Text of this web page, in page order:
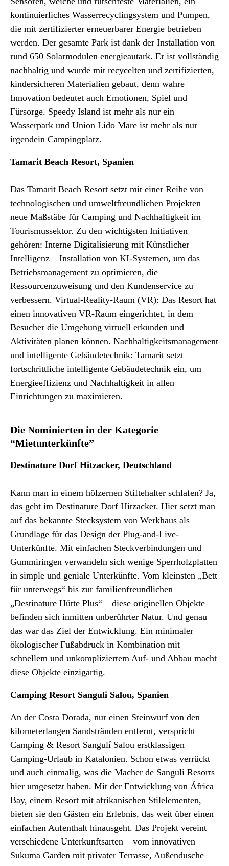
kontinuierliches Wasserrecyclingsystem und Pumpen,
die mit zertifizierter erneuerbarer Energie betrieben
werden. Der gesamte Park ist dank der Installation von
rund 650 Solarmodulen energieautark. Er ist vollständig
nachhaltig und wurde mit recycelten und zertifizierten,
kindersicheren Materialien gebaut, denn wahre
Innovation bedeutet auch Emotionen, Spiel und
Fürsorge. Speedy Island ist mehr als nur ein
Wasserpark und Union Lido Mare ist mehr als nur
irgendein Campingplatz.
Tamarit Beach Resort, Spanien
Das Tamarit Beach Resort setzt mit einer Reihe von
technologischen und umweltfreundlichen Projekten
neue Maßstäbe für Camping und Nachhaltigkeit im
Tourismussektor. Zu den wichtigsten Initiativen
gehören: Interne Digitalisierung mit Künstlicher
Intelligenz – Installation von KI-Systemen, um das
Betriebsmanagement zu optimieren, die
Ressourcenzuweisung und den Kundenservice zu
verbessern. Virtual-Reality-Raum (VR): Das Resort hat
einen innovativen VR-Raum eingerichtet, in dem
Besucher die Umgebung virtuell erkunden und
Aktivitäten planen können. Nachhaltigkeitsmanagement
und intelligente Gebäudetechnik: Tamarit setzt
fortschrittliche intelligente Gebäudetechnik ein, um
Energieeffizienz und Nachhaltigkeit in allen
Einrichtungen zu maximieren.
Die Nominierten in der Kategorie
“Mietunterkünfte”
Destinature Dorf Hitzacker, Deutschland
Kann man in einem hölzernen Stiftehalter schlafen? Ja,
das geht im Destinature Dorf Hitzacker. Hier setzt man
auf das bekannte Stecksystem von Werkhaus als
Grundlage für das Design der Plug-and-Live-
Unterkünfte. Mit einfachen Steckverbindungen und
Gummiringen verwandeln sich wenige Sperrholzplatten
in simple und geniale Unterkünfte. Vom kleinsten „Bett
für unterwegs“ bis zur familienfreundlichen
„Destinature Hütte Plus“ – diese originellen Objekte
befinden sich inmitten unberührter Natur. Und genau
das war das Ziel der Entwicklung. Ein minimaler
ökologischer Fußabdruck in Kombination mit
schnellem und unkompliziertem Auf- und Abbau macht
diese Objekte einzigartig.
Camping Resort Sanguli Salou, Spanien
An der Costa Dorada, nur einen Steinwurf von den
kilometerlangen Sandstränden entfernt, verspricht
Camping & Resort Sangulí Salou erstklassigen
Camping-Urlaub in Katalonien. Schon etwas verrückt
und auch einmalig, was die Macher de Sanguli Resorts
hier umgesetzt haben. Mit der Entwicklung von África
Bay, einem Resort mit afrikanischen Stilelementen,
bieten sie den Gästen ein Erlebnis, das weit über einen
einfachen Aufenthalt hinausgeht. Das Projekt vereint
verschiedene Unterkunftsarten – vom innovativen
Sukuma Garden mit privater Terrasse, Außendusche